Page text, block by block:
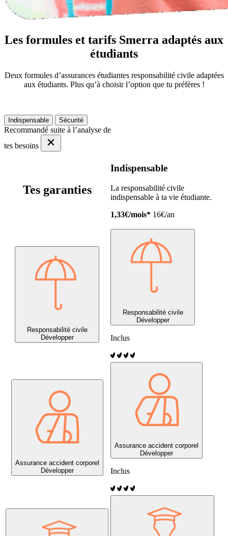
Les formules et tarifs Smerra adaptés aux
étudiants
Deux formules d’assurances étudiantes responsabilité civile adaptées
aux étudiants. Plus qu’à choisir l’option que tu préfères !
Indispensable Sécurité
Recommandé suite à l’analyse de
tes besoins
Tes garanties
Indispensable
La responsabilité civile
indispensable à ta vie étudiante.
1,33€/mois* 16€/an
Responsabilité civile
Développer
Responsabilité civile
Développer
Inclus
Assurance accident corporel
Développer
Assurance accident corporel
Développer
Inclus